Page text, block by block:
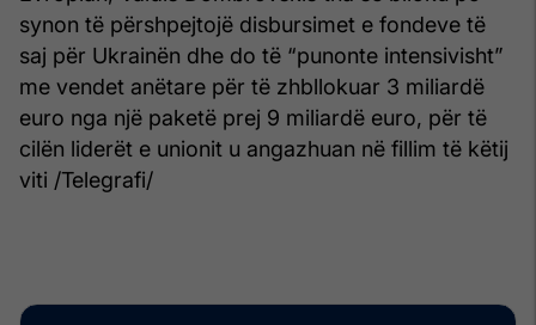
synon të përshpejtojë disbursimet e fondeve të
saj për Ukrainën dhe do të “punonte intensivisht”
me vendet anëtare për të zhbllokuar 3 miliardë
euro nga një paketë prej 9 miliardë euro, për të
cilën liderët e unionit u angazhuan në fillim të këtij
viti /Telegrafi/